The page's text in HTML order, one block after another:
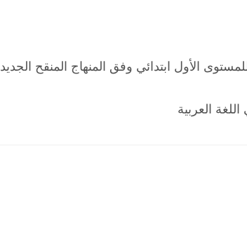
الأول ابتدائي وفق المنهاج المنقح الجديد
العربية